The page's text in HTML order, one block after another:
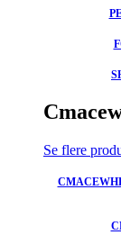
Se flere